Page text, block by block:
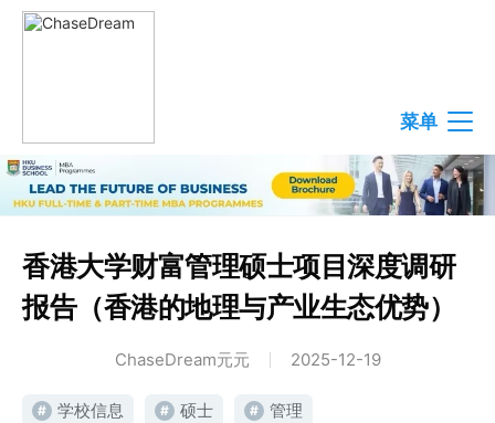
菜单
香港大学财富管理硕士项目深度调研
报告（香港的地理与产业生态优势）
ChaseDream元元 2025-12-19
# 学校信息 # 硕士 # 管理